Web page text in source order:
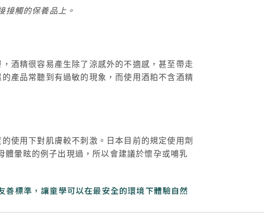
接觸的保養品上。
酒精很容易產生除了涼感外的不適感，甚至帶走
產品常聽到有過敏的現象，而使用酒粕不含酒精
使用下對肌膚較不刺激。日本目前的規定使用劑
暈眩的例子出現過，所以會建議於懷孕或哺乳
標準，讓童學可以在最安全的環境下體驗自然